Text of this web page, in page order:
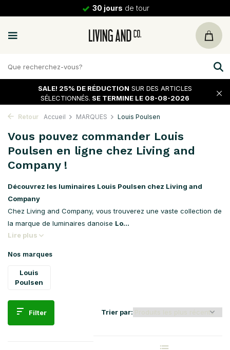
30 jours de tour
SALE! 25% DE RÉDUCTION SUR DES ARTICLES
SÉLECTIONNÉS. SE TERMINE LE 08-08-2026
Retour Accueil MARQUES Louis Poulsen
Vous pouvez commander Louis
Poulsen en ligne chez Living and
Company !
Découvrez les luminaires Louis Poulsen chez Living and
Company
Chez Living and Company, vous trouverez une vaste collection de
la marque de luminaires danoise Lo...
Lire plus
Nos marques
Louis
Poulsen
Filter Trier par: